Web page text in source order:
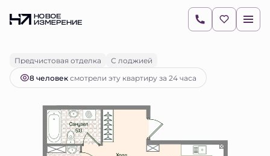
2-комнатная 14 944 873 руб.
Ипотекаот 21 071 руб.
Предчистовая отделка
С лоджией
8 человексмотрели эту квартиру за 24 часа